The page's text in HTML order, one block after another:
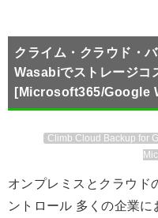
クライム・クラウド・
Wasabiでストレージコ
[Microsoft365/Google
Climb Cloud Backup for
オンプレミスとクラウド
ントロール 多くの企業